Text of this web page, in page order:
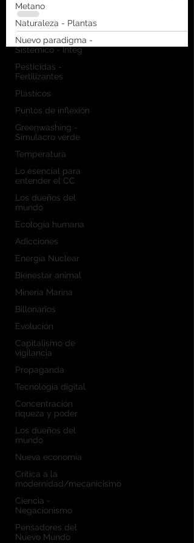
Metano
Naturaleza - Plantas
Nuevo paradigma -
Sistémico - Integ
Pesticidas -
Fertilizantes
Plásticos
Puntos de inflexión
Greenwashing -
Simulacro verde
Temperatura
Lo esencial para
entender el CC
Los dueños del
mundo
Ecología humana
Adicciones
Energía Nuclear
Bienestar animal
Minería Marina
Billonarios
Evolución
Capitalismo de
vigilancia
Propaganda
Tecnología digital
Concentración
riqueza y poder
Los dueños del
mundo
Nueva economía
Crítica a la
modernidad/mecanicismo
Ciencia -
Negacionismo
Pensadores del
Nuevo Mundo
algunos mercados financieros, según
una investigación